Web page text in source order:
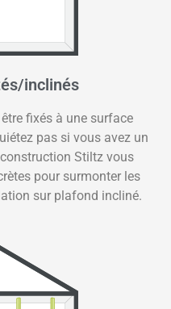
inclinés
fixés à une surface
pas si vous avez un
Stiltz vous
pour surmonter les
sur plafond incliné.